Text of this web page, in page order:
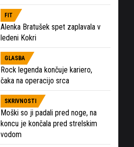
FIT
Alenka Bratušek spet zaplavala v
ledeni Kokri
GLASBA
Rock legenda končuje kariero,
čaka na operacijo srca
SKRIVNOSTI
Moški so ji padali pred noge, na
koncu je končala pred strelskim
vodom